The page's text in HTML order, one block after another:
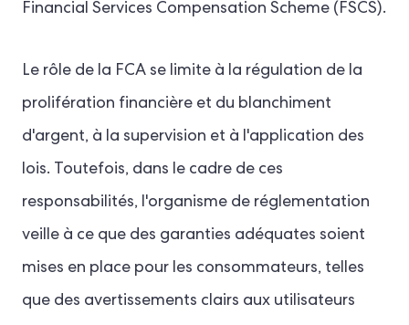
Financial Services Compensation Scheme (FSCS).
Le rôle de la FCA se limite à la régulation de la
prolifération financière et du blanchiment
d'argent, à la supervision et à l'application des
lois. Toutefois, dans le cadre de ces
responsabilités, l'organisme de réglementation
veille à ce que des garanties adéquates soient
mises en place pour les consommateurs, telles
que des avertissements clairs aux utilisateurs